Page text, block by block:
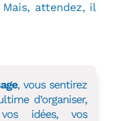
attendez, il
, vous sentirez
d’organiser,
idées, vos